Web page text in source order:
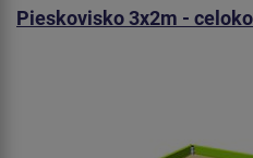
Pieskovisko 3x2m -